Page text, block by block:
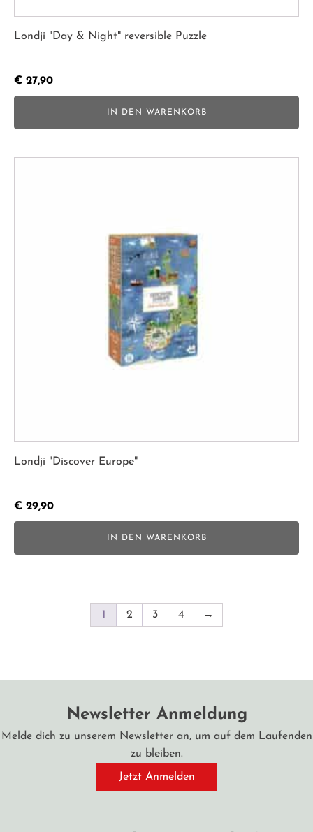
Londji "Day & Night" reversible Puzzle
€ 27,90
IN DEN WARENKORB
Londji "Discover Europe"
€ 29,90
IN DEN WARENKORB
1 2 3 4 →
Newsletter Anmeldung
Melde dich zu unserem Newsletter an, um auf dem Laufenden
zu bleiben.
Jetzt Anmelden